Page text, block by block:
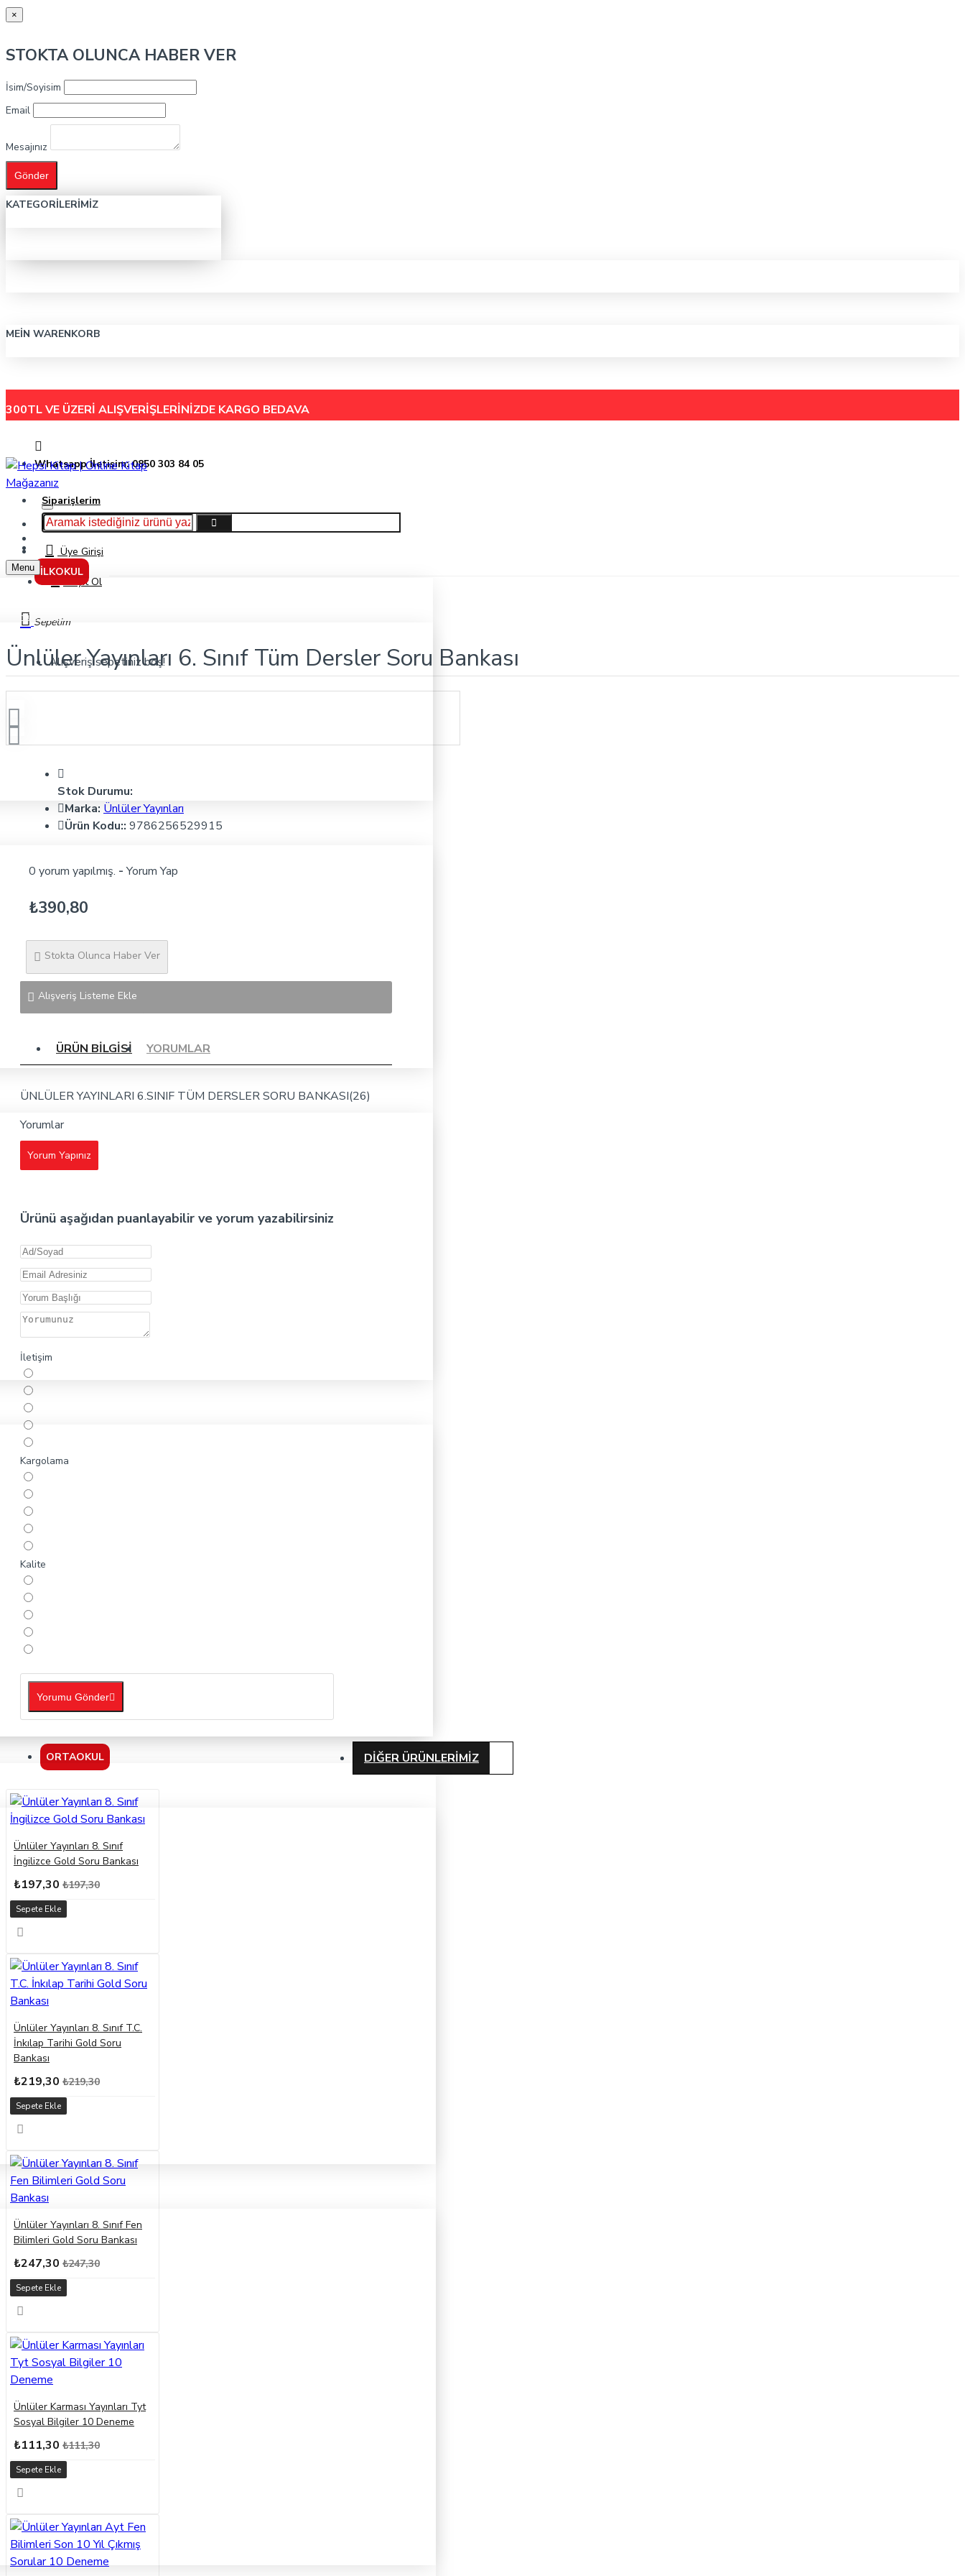
×
STOKTA OLUNCA HABER VER
İsim/Soyisim
Email
Mesajınız
Gönder
KATEGORILERIMIZ
MEIN WARENKORB
300TL VE ÜZERİ ALIŞVERİŞLERİNİZDE KARGO BEDAVA
Whatsapp İletişim: 0850 303 84 05
Siparişlerim
Hakkımızda
İletişimÜye Girişi
Kayıt Ol
Sepetim
Alışveriş sepetiniz boş!
İLKOKUL
ORTAOKUL
Menu
Ünlüler Yayınları 6. Sınıf Tüm Dersler Soru Bankası
Ünlüler Yayınları 6. Sınıf Tüm Dersler Soru Bankası
Stok Durumu:
Marka: Ünlüler Yayınları
Ürün Kodu:: 9786256529915
0 yorum yapılmış. - Yorum Yap
₺390,80
Stokta Olunca Haber Ver
Alışveriş Listeme Ekle
ÜRÜN BILGISI YORUMLAR
ÜNLÜLER YAYINLARI 6.SINIF TÜM DERSLER SORU BANKASI(26)
Yorumlar
Yorum Yapınız
Ürünü aşağıdan puanlayabilir ve yorum yazabilirsiniz
İletişim
Kargolama
Kalite
Yorumu Gönder
DIĞER ÜRÜNLERIMIZ
Ünlüler Yayınları 8. Sınıf
İngilizce Gold Soru Bankası
₺197,30 ₺197,30
Sepete Ekle
Ünlüler Yayınları 8. Sınıf T.C.
İnkılap Tarihi Gold Soru
Bankası
₺219,30 ₺219,30
Sepete Ekle
Ünlüler Yayınları 8. Sınıf Fen
Bilimleri Gold Soru Bankası
₺247,30 ₺247,30
Sepete Ekle
Ünlüler Karması Yayınları Tyt
Sosyal Bilgiler 10 Deneme
₺111,30 ₺111,30
Sepete Ekle